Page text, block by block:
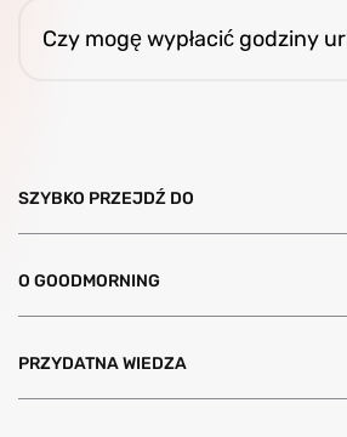
Czy mogę wypłacić godziny
wypłacamy w ciągu 6 tygodni.
SZYBKO PRZEJDŹ DO
O GOODMORNING
PRZYDATNA WIEDZA